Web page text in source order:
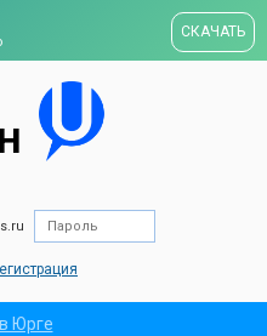
СКАЧАТЬ
Юрге